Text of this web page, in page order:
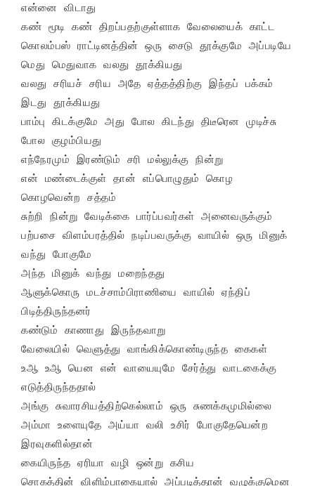
என்னை விடாது
கண் மூடி கண் திறப்பதற்குள்ளாக வேலையைக் காட்ட
கொலம்பஸ் ராட்டினத்தின் ஒரு சைடு தூக்குமே அப்படியே
மெது மெதுவாக வலது தூக்கியது
வலது சரியச் சரிய அதே ஏத்தத்திற்கு இந்தப் பக்கம்
இடது தூக்கியது
பாம்பு கிடக்குமே அது போல கிடந்து திடீரென முடிச்சு
போல குழம்பியது
எந்நேரமும் இரண்டும் சரி மல்லுக்கு நின்று
என் மண்டைக்குள் தான் எப்பொழுதும் கொழ
கொழவென்ற சத்தம்
சுற்றி நின்று வேடிக்கை பார்ப்பவர்கள் அனைவருக்கும்
பற்பசை விளம்பரத்தில் நடிப்பவருக்கு வாயில் ஒரு மினுக்
வந்து போகுமே
அந்த மினுக் வந்து மறைந்தது
ஆளுக்கொரு மடச்சாம்பிராணியை வாயில் ஏந்திப்
பிடித்திருந்தனர்
கண்டும் காணாது இருந்தவாறு
வேலையில் வெளுத்து வாங்கிக்கொண்டிருந்த கைகள்
உஆ உஆ யென என் வாயையுமே சேர்த்து வாடகைக்கு
எடுத்திருந்ததால்
அங்கு சுவாரசியத்திற்கெல்லாம் ஒரு சுணக்கமுமில்லை
அம்மா உளையுதே அய்யா வலி உசிர் போகுதேயென்ற
இரவுகளில்தான்
கையிருந்த ஏரியா வழி ஒன்று கசிய
சொகத்தின் விளிம்பாகையால் அப்படித்தான் வழுக்குமென